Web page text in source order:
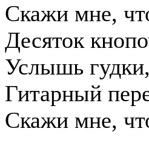
Скажи мне,
Десяток
Услышь
Гитарный
Скажи мне,